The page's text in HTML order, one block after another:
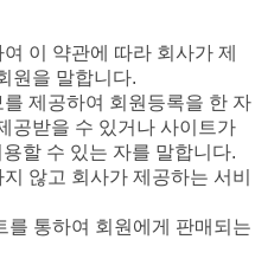
이 약관에 따라 회사가 제
원을 말합니다.
제공하여 회원등록을 한 자
공받을 수 있거나 사이트가
할 수 있는 자를 말합니다.
않고 회사가 제공하는 서비
를 통하여 회원에게 판매되는